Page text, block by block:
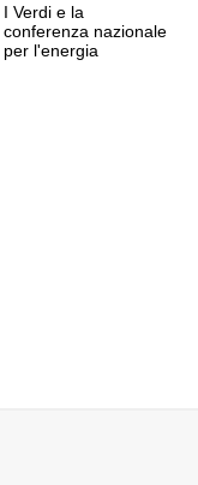
I Verdi e la
conferenza nazionale
per l'energia